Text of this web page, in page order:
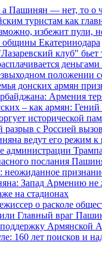
Пашинян — нет, то о
туристам как
избежит пули,
общины Екатеринодара
клуб" бьет
положении
донских армян
Армения
– как армян:
исторической
с Россией
ведут его режим к
послания
Запад Армению не
на стадионах
о расколе
Главный враг
Армянской
160 лет поисков и